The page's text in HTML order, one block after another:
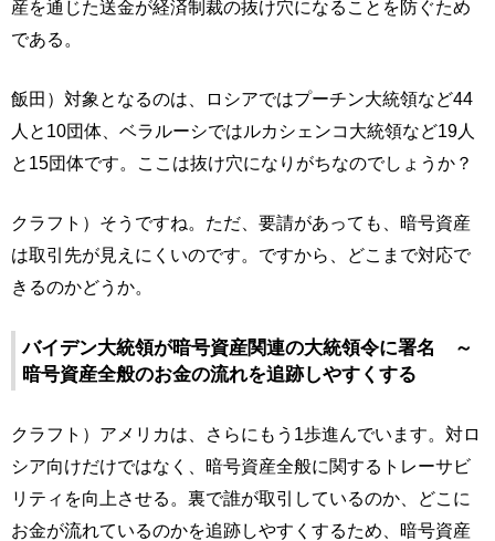
産を通じた送金が経済制裁の抜け穴になることを防ぐため
である。
飯田）対象となるのは、ロシアではプーチン大統領など44
人と10団体、ベラルーシではルカシェンコ大統領など19人
と15団体です。ここは抜け穴になりがちなのでしょうか？
クラフト）そうですね。ただ、要請があっても、暗号資産
は取引先が見えにくいのです。ですから、どこまで対応で
きるのかどうか。
バイデン大統領が暗号資産関連の大統領令に署名 ～
暗号資産全般のお金の流れを追跡しやすくする
クラフト）アメリカは、さらにもう1歩進んでいます。対ロ
シア向けだけではなく、暗号資産全般に関するトレーサビ
リティを向上させる。裏で誰が取引しているのか、どこに
お金が流れているのかを追跡しやすくするため、暗号資産